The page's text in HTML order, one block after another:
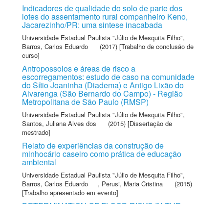
Indicadores de qualidade do solo de parte dos
lotes do assentamento rural companheiro Keno,
Jacarezinho/PR: uma sintese inacabada
Universidade Estadual Paulista "Júlio de Mesquita Filho",
Barros, Carlos Eduardo
(2017) [Trabalho de conclusão de
curso]
Antropossolos e áreas de risco a
escorregamentos: estudo de caso na comunidade
do Sítio Joaninha (Diadema) e Antigo Lixão do
Alvarenga (São Bernardo do Campo) - Região
Metropolitana de São Paulo (RMSP)
Universidade Estadual Paulista "Júlio de Mesquita Filho",
Santos, Juliana Alves dos
(2015) [Dissertação de
mestrado]
Relato de experiências da construção de
minhocário caseiro como prática de educação
ambiental
Universidade Estadual Paulista "Júlio de Mesquita Filho",
Barros, Carlos Eduardo
, Perusi, Maria Cristina
(2015)
[Trabalho apresentado em evento]